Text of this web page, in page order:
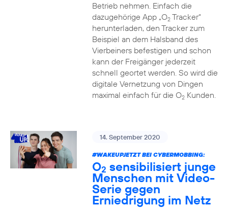
Betrieb nehmen. Einfach die
dazugehörige App „O2Tracker“
herunterladen, den Tracker zum
Beispiel an dem Halsband des
Vierbeiners befestigen und schon
kann der Freigänger jederzeit
schnell geortet werden. So wird die
digitale Vernetzung von Dingen
maximal einfach für die O2Kunden.
14. September 2020
#WAKEUPJETZT BEI CYBERMOBBING:
O2 sensibilisiert junge
Menschen mit Video-
Serie gegen
Erniedrigung im Netz